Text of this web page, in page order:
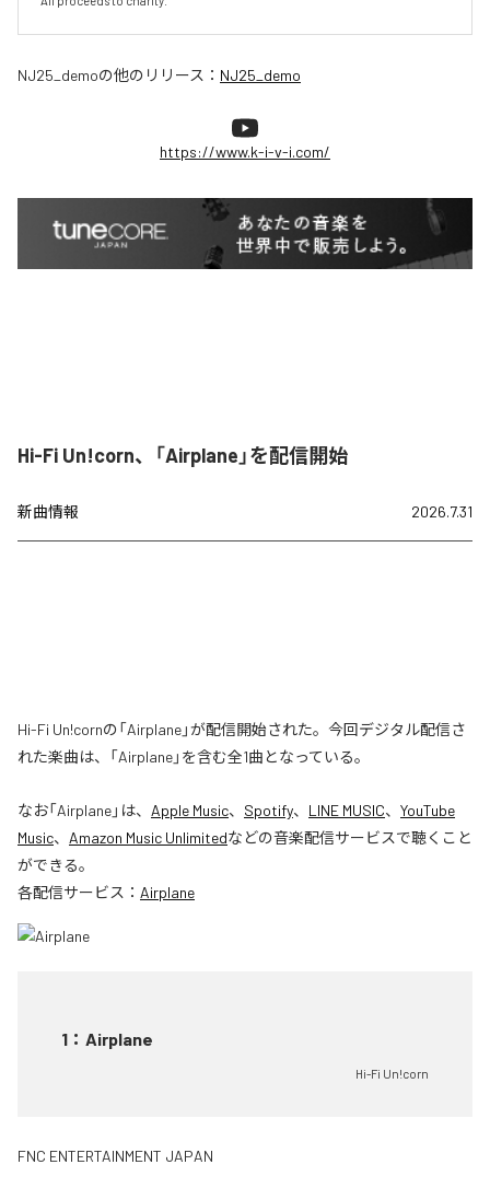
NJ25_demoの他のリリース： NJ25_demo
https://www.k-i-v-i.com/
Hi-Fi Un!corn、「Airplane」を配信開始
新曲情報 2026.7.31
Hi-Fi Un!cornの「Airplane」が配信開始された。今回デジタル配信さ
れた楽曲は、「Airplane」を含む全1曲となっている。
なお「Airplane」は、 Apple Music、 Spotify、 LINE MUSIC、 YouTube
Music、 Amazon Music Unlimitedなどの音楽配信サービスで聴くこと
ができる。
各配信サービス： Airplane
1 ： Airplane
Hi-Fi Un!corn
FNC ENTERTAINMENT JAPAN